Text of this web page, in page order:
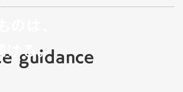
のは、
ける。
guidance